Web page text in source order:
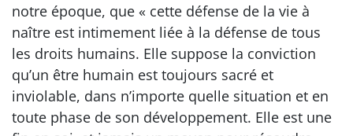
notre époque, que « cette défense de la vie à
naître est intimement liée à la défense de tous
les droits humains. Elle suppose la conviction
qu’un être humain est toujours sacré et
inviolable, dans n’importe quelle situation et en
toute phase de son développement. Elle est une